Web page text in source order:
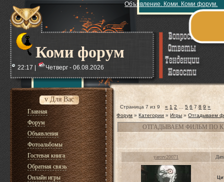
Коми форум
Объявление. Коми. Коми форум.
22:17 | Четверг - 06.08.2026
v Для Вас
Главная
Форум
Объявления
Фотоальбомы
Гостевая книга
Обратная связь
Онлайн игры
Страница7 из9 « 1 2 5 6 7 8 9 »
Форум » Категории » Игры » Отгадываем
ОТГАДЫВАЕМ ФИЛЬМ ПО
yarcev20071